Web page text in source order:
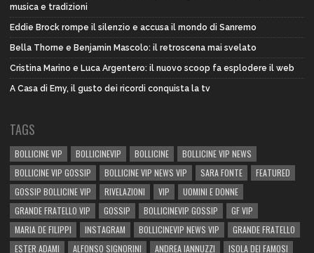
musica e tradizioni
Eddie Brock rompe il silenzio e accusa il mondo di Sanremo
Bella Thorne e Benjamin Mascolo: il retroscena mai svelato
Cristina Marino e Luca Argentero: il nuovo scoop fa esplodere il web
A Casa di Emy, il gusto dei ricordi conquista la tv
TAGS
BOLLICINE VIP BOLLICINEVIP BOLLICINE
BOLLICINE VIP NEWS
BOLLICINE VIP GOSSIP
BOLLICINE VIP NEWS VIP SARA FONTE
FEATURED
GOSSIP BOLLICINE VIP
RIVELAZIONI VIP
UOMINI E DONNE
GRANDE FRATELLO VIP
GOSSIP BOLLICINEVIP GOSSIP
GF VIP
MARIA DE FILIPPI
INSTAGRAM BOLLICINEVIP NEWS VIP
GRANDE FRATELLO
ESTER ADAMI
ALFONSO SIGNORINI ANDREA IANNUZZI ISOLA DEI FAMOSI